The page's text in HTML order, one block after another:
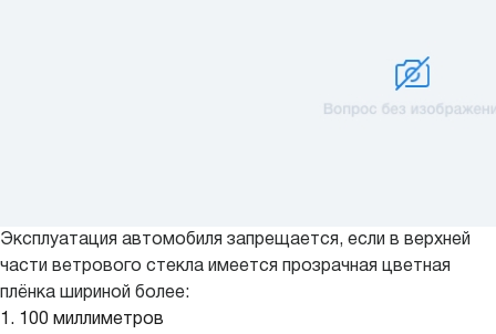
Эксплуатация автомобиля запрещается, если в верхней
части ветрового стекла имеется прозрачная цветная
плёнка шириной более:
1. 100 миллиметров